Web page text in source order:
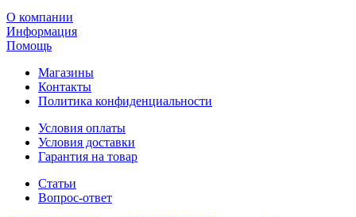
О компании
Информация
Помощь
Магазины
Контакты
Политика конфиденциальности
Условия оплаты
Условия доставки
Гарантия на товар
Статьи
Вопрос-ответ